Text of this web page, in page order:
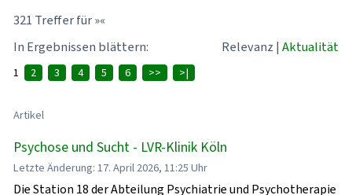
321 Treffer für »«
In Ergebnissen blättern:
Relevanz | Aktualität
1 2 3 4 5 6 >> >|
Artikel
Psychose und Sucht - LVR-Klinik Köln
Letzte Änderung: 17. April 2026, 11:25 Uhr
Die Station 18 der Abteilung Psychiatrie und Psychotherapie